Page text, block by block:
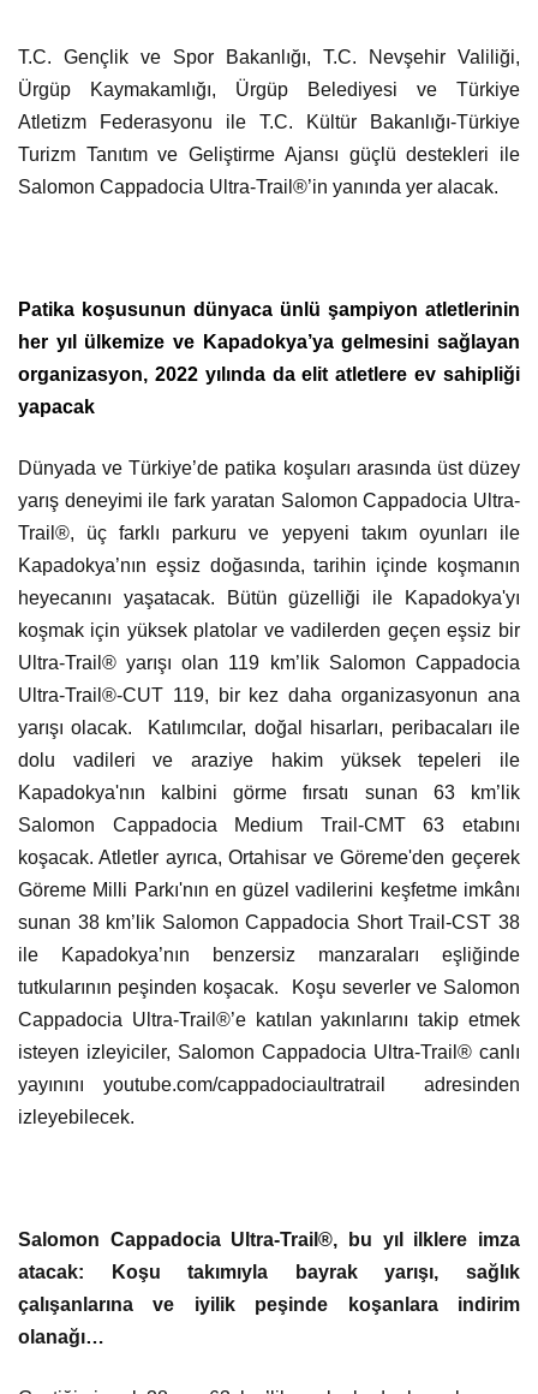
T.C. Gençlik ve Spor Bakanlığı, T.C. Nevşehir Valiliği,
Ürgüp Kaymakamlığı, Ürgüp Belediyesi ve Türkiye
Atletizm Federasyonu ile T.C. Kültür Bakanlığı-Türkiye
Turizm Tanıtım ve Geliştirme Ajansı güçlü destekleri ile
Salomon Cappadocia Ultra-Trail®’in yanında yer alacak.
Patika koşusunun dünyaca ünlü şampiyon atletlerinin
her yıl ülkemize ve Kapadokya’ya gelmesini sağlayan
organizasyon, 2022 yılında da elit atletlere ev sahipliği
yapacak
Dünyada ve Türkiye’de patika koşuları arasında üst düzey
yarış deneyimi ile fark yaratan Salomon Cappadocia Ultra-
Trail®, üç farklı parkuru ve yepyeni takım oyunları ile
Kapadokya’nın eşsiz doğasında, tarihin içinde koşmanın
heyecanını yaşatacak. Bütün güzelliği ile Kapadokya'yı
koşmak için yüksek platolar ve vadilerden geçen eşsiz bir
Ultra-Trail® yarışı olan 119 km’lik Salomon Cappadocia
Ultra-Trail®-CUT 119, bir kez daha organizasyonun ana
yarışı olacak. Katılımcılar, doğal hisarları, peribacaları ile
dolu vadileri ve araziye hakim yüksek tepeleri ile
Kapadokya'nın kalbini görme fırsatı sunan 63 km’lik
Salomon Cappadocia Medium Trail-CMT 63 etabını
koşacak. Atletler ayrıca, Ortahisar ve Göreme'den geçerek
Göreme Milli Parkı'nın en güzel vadilerini keşfetme imkânı
sunan 38 km’lik Salomon Cappadocia Short Trail-CST 38
ile Kapadokya’nın benzersiz manzaraları eşliğinde
tutkularının peşinden koşacak. Koşu severler ve Salomon
Cappadocia Ultra-Trail®’e katılan yakınlarını takip etmek
isteyen izleyiciler, Salomon Cappadocia Ultra-Trail® canlı
yayınını youtube.com/cappadociaultratrail adresinden
izleyebilecek.
Salomon Cappadocia Ultra-Trail®, bu yıl ilklere imza
atacak: Koşu takımıyla bayrak yarışı, sağlık
çalışanlarına ve iyilik peşinde koşanlara indirim
olanağı…